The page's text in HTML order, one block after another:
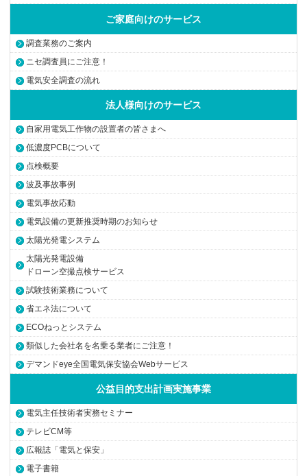
ご家庭向けのサービス
調査業務のご案内
ニセ調査員にご注意！
電気安全調査の流れ
法人様向けのサービス
自家用電気工作物の設置者の皆さまへ
低濃度PCBについて
点検概要
波及事故事例
電気事故応動
電気設備の更新推奨時期のお知らせ
太陽光発電システム
太陽光発電設備
ドローン空撮点検サービス
試験技術業務について
省エネ法について
ECOねっとシステム
類似した会社名を名乗る業者にご注意！
デマンドeye全国電気保安協会Webサービス
公益目的支出計画実施事業
電気主任技術者実務セミナー
テレビCM等
広報誌「電気と保安」
電子書籍